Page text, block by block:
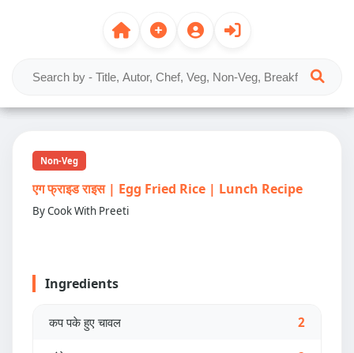
Non-Veg
एग फ्राइड राइस | Egg Fried Rice | Lunch Recipe
By Cook With Preeti
Ingredients
कप पके हुए चावल 2